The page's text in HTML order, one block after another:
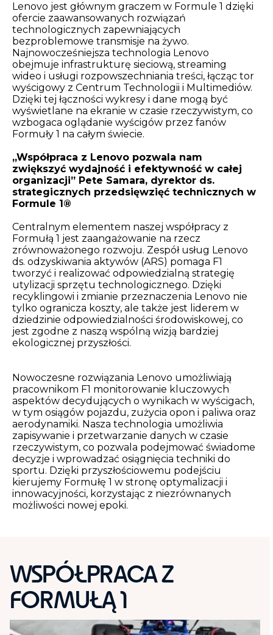
Lenovo jest głównym graczem w Formule 1 dzięki
ofercie zaawansowanych rozwiązań
technologicznych zapewniających
bezproblemowe transmisje na żywo.
Najnowocześniejsza technologia Lenovo
obejmuje infrastrukturę sieciową, streaming
wideo i usługi rozpowszechniania treści, łącząc tor
wyścigowy z Centrum Technologii i Multimediów.
Dzięki tej łączności wykresy i dane mogą być
wyświetlane na ekranie w czasie rzeczywistym, co
wzbogaca oglądanie wyścigów przez fanów
Formuły 1 na całym świecie.
„Współpraca z Lenovo pozwala nam
zwiększyć wydajność i efektywność w całej
organizacji” Pete Samara, dyrektor ds.
strategicznych przedsięwzięć technicznych w
Formule 1®
Centralnym elementem naszej współpracy z
Formułą 1 jest zaangażowanie na rzecz
zrównoważonego rozwoju. Zespół usług Lenovo
ds. odzyskiwania aktywów (ARS) pomaga F1
tworzyć i realizować odpowiedzialną strategię
utylizacji sprzętu technologicznego. Dzięki
recyklingowi i zmianie przeznaczenia Lenovo nie
tylko ogranicza koszty, ale także jest liderem w
dziedzinie odpowiedzialności środowiskowej, co
jest zgodne z naszą wspólną wizją bardziej
ekologicznej przyszłości.
Nowoczesne rozwiązania Lenovo umożliwiają
pracownikom F1 monitorowanie kluczowych
aspektów decydujących o wynikach w wyścigach,
w tym osiągów pojazdu, zużycia opon i paliwa oraz
aerodynamiki. Nasza technologia umożliwia
zapisywanie i przetwarzanie danych w czasie
rzeczywistym, co pozwala podejmować świadome
decyzje i wprowadzać osiągnięcia techniki do
sportu. Dzięki przyszłościowemu podejściu
kierujemy Formułę 1 w stronę optymalizacji i
innowacyjności, korzystając z niezrównanych
możliwości nowej epoki.
WSPÓŁPRACA Z
FORMUŁĄ 1